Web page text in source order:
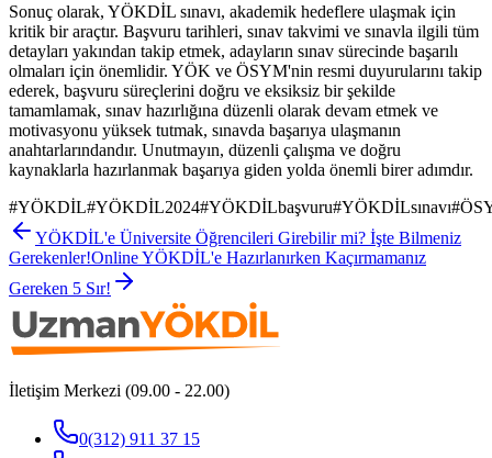
Sonuç olarak, YÖKDİL sınavı, akademik hedeflere ulaşmak için
kritik bir araçtır. Başvuru tarihleri, sınav takvimi ve sınavla ilgili tüm
detayları yakından takip etmek, adayların sınav sürecinde başarılı
olmaları için önemlidir. YÖK ve ÖSYM'nin resmi duyurularını takip
ederek, başvuru süreçlerini doğru ve eksiksiz bir şekilde
tamamlamak, sınav hazırlığına düzenli olarak devam etmek ve
motivasyonu yüksek tutmak, sınavda başarıya ulaşmanın
anahtarlarındandır. Unutmayın, düzenli çalışma ve doğru
kaynaklarla hazırlanmak başarıya giden yolda önemli birer adımdır.
#YÖKDİL#YÖKDİL2024#YÖKDİLbaşvuru#YÖKDİLsınavı#
YÖKDİL'e Üniversite Öğrencileri Girebilir mi? İşte Bilmeniz
Gerekenler!Online YÖKDİL'e Hazırlanırken Kaçırmamanız
Gereken 5 Sır!
İletişim Merkezi (09.00 - 22.00)
0(312) 911 37 15